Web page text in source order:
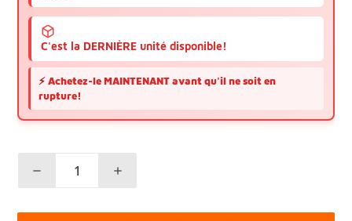
C'est la DERNIÈRE unité disponible!
⚡Achetez-le MAINTENANT avant qu'il ne soit en
rupture!